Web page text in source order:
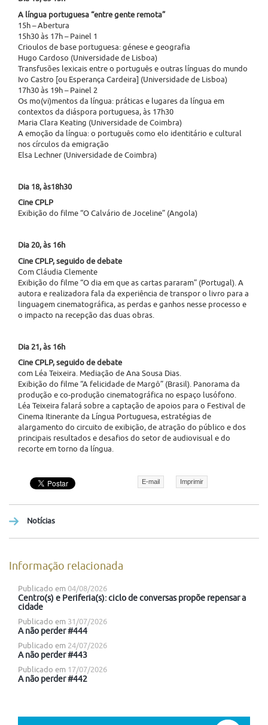
A língua portuguesa “entre gente remota”
15h – Abertura
15h30 às 17h – Painel 1
Crioulos de base portuguesa: génese e geografia
Hugo Cardoso (Universidade de Lisboa)
Transfusões lexicais entre o português e outras línguas do mundo
Ivo Castro [ou Esperança Cardeira] (Universidade de Lisboa)
17h30 às 19h – Painel 2
Os mo(vi)mentos da língua: práticas e lugares da língua em
contextos da diáspora portuguesa, às 17h30
Maria Clara Keating (Universidade de Coimbra)
A emoção da língua: o português como elo identitário e cultural
nos círculos da emigração
Elsa Lechner (Universidade de Coimbra)
Dia 18, às18h30
Cine CPLP
Exibição do filme “O Calvário de Joceline” (Angola)
Dia 20, às 16h
Cine CPLP, seguido de debate
Com Cláudia Clemente
Exibição do filme “O dia em que as cartas pararam” (Portugal). A
autora e realizadora fala da experiência de transpor o livro para a
linguagem cinematográfica, as perdas e ganhos nesse processo e
o impacto na recepção das duas obras.
Dia 21, às 16h
Cine CPLP, seguido de debate
com Léa Teixeira. Mediação de Ana Sousa Dias.
Exibição do filme “A felicidade de Margô” (Brasil). Panorama da
produção e co-produção cinematográfica no espaço lusófono.
Léa Teixeira falará sobre a captação de apoios para o Festival de
Cinema Itinerante da Língua Portuguesa, estratégias de
alargamento do circuito de exibição, de atração do público e dos
principais resultados e desafios do setor de audiovisual e do
recorte em torno da língua.
E-mail Imprimir
Notícias
Informação relacionada
Publicado em 04/08/2026
Centro(s) e Periferia(s): ciclo de conversas propõe repensar a
cidade
Publicado em 31/07/2026
A não perder #444
Publicado em 24/07/2026
A não perder #443
Publicado em 17/07/2026
A não perder #442